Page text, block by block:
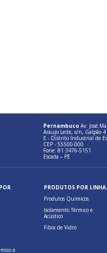
Pernambuco Av. José
Araujo Leite, s/n, Galpão 4
E - Distrito Industrial de
CEP - 55500-000
Fone: 81 3476-5151
Escada – PE
e
PRODUTOS POR LINHA
Produtos Químicos
Isolamento Térmico e
Acústico
Fibra de Vidro